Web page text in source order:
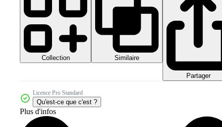
Collection Similaire
Partager
Licence Pro Standard
Qu'est-ce que c'est ?
Plus d'infos